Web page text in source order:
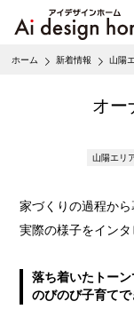
ホーム 新着情報 山陽
オー
山陽エリ
家づくりの過程か
実際の様子をインタ
落ち着いたトーン
のびのび子育て